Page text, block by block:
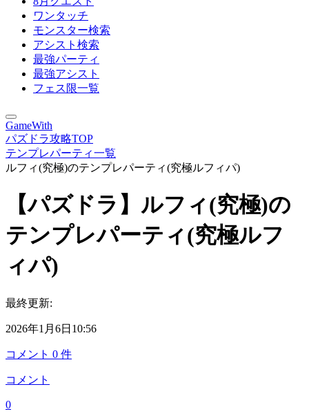
ワンタッチ
モンスター検索
アシスト検索
最強パーティ
最強アシスト
フェス限一覧
GameWith
パズドラ攻略TOP
テンプレパーティ一覧
ルフィ(究極)のテンプレパーティ(究極ルフィパ)
【パズドラ】ルフィ(究極)の
テンプレパーティ(究極ルフ
ィパ)
最終更新:
2026年1月6日10:56
コメント 0 件
コメント
0